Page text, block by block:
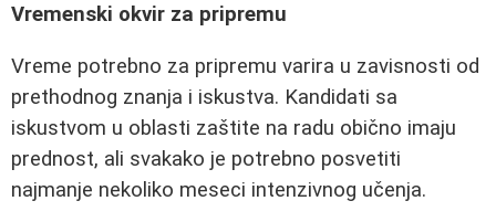
Vremenski okvir za pripremu
Vreme potrebno za pripremu varira u zavisnosti od
prethodnog znanja i iskustva. Kandidati sa
iskustvom u oblasti zaštite na radu obično imaju
prednost, ali svakako je potrebno posvetiti
najmanje nekoliko meseci intenzivnog učenja.